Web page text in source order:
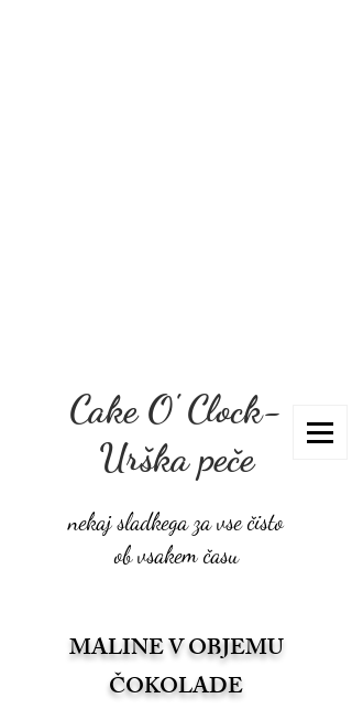
Cake O' Clock-
Urška peče
nekaj sladkega za vse čisto
ob vsakem času
MALINE V OBJEMU
ČOKOLADE